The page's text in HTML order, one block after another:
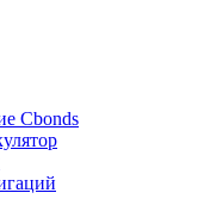
данных
Cbonds